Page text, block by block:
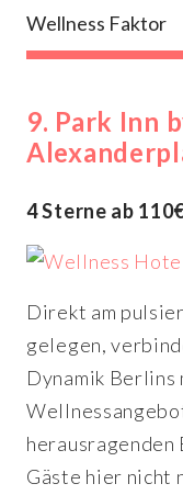
Wellness Faktor
9. Park Inn
4 Sterne ab
Direkt am
gelegen,
Dynamik Berlins
herausragenden
Gäste hier nicht